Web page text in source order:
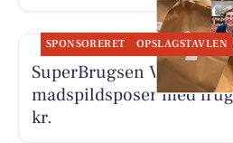
SPONSORERET OPSLAGSTAVLEN
SuperBrugsen Vamdrup
madspildsposer med
kr.